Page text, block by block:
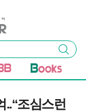
검색
..“조심스런